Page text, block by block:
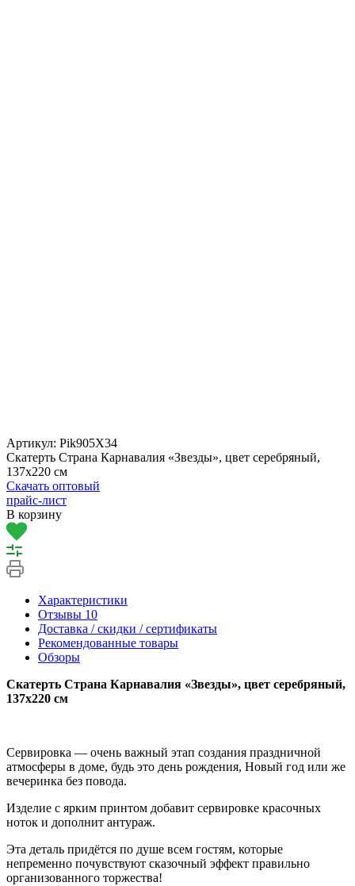
Артикул: Pik905X34
Скатерть Страна Карнавалия «Звезды», цвет серебряный,
137х220 см
Скачать оптовый
прайс-лист
В корзину
Характеристики
Отзывы 10
Доставка / скидки / сертификаты
Рекомендованные товары
Обзоры
Скатерть Страна Карнавалия «Звезды», цвет серебряный,
137х220 см
Сервировка — очень важный этап создания праздничной
атмосферы в доме, будь это день рождения, Новый год или же
вечеринка без повода.
Изделие с ярким принтом добавит сервировке красочных
ноток и дополнит антураж.
Эта деталь придётся по душе всем гостям, которые
непременно почувствуют сказочный эффект правильно
организованного торжества!